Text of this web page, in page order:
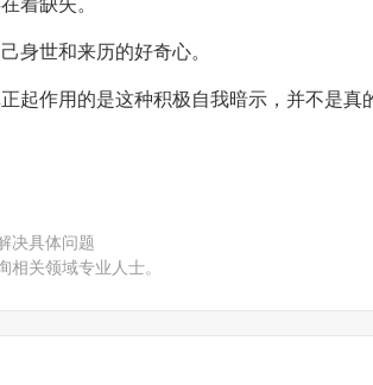
身世和来历的好奇心。
起作用的是这种积极自我暗示，并不是真
决具体问题
相关领域专业人士。